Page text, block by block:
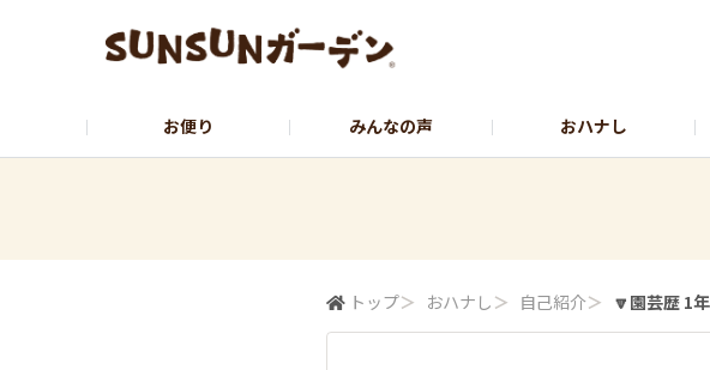
お便り みんなの声 おハナし
トップ＞ おハナし ＞ 自己紹介＞ 🔽園芸歴 1